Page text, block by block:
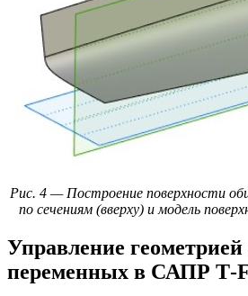
Рис. 4 — Построение поверхности
по сечениям (вверху) и модель
Управление
переменных в САПР